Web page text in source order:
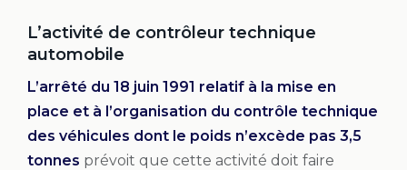
L’activité de contrôleur technique
automobile
L’arrêté du 18 juin 1991 relatif à la mise en
place et à l’organisation du contrôle technique
des véhicules dont le poids n’excède pas 3,5
tonnes prévoit que cette activité doit faire